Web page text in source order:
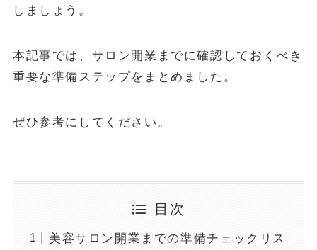
しましょう。
本記事では、サロン開業までに確認しておくべき
重要な準備ステップをまとめました。
ぜひ参考にしてください。
目次
美容サロン開業までの準備チェックリス